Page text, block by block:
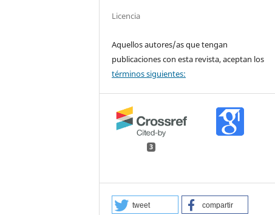
Licencia
Aquellos autores/as que tengan
publicaciones con esta revista, aceptan los
términos siguientes:
3
tweet compartir